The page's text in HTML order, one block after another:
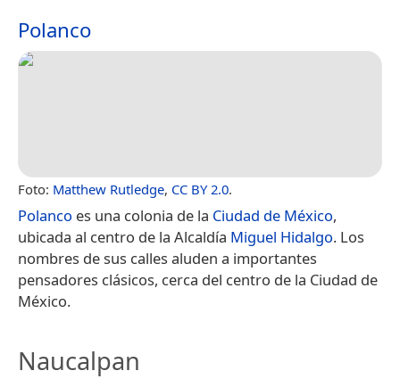
Polanco
Foto: Matthew Rutledge, CC BY 2.0.
Polanco es una colonia de la Ciudad de México,
ubicada al centro de la Alcaldía Miguel Hidalgo. Los
nombres de sus calles aluden a importantes
pensadores clásicos, cerca del centro de la Ciudad de
México.
Naucalpan